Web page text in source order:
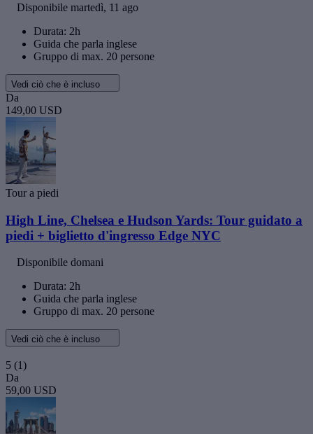
Disponibile martedì, 11 ago
Durata: 2h
Guida che parla inglese
Gruppo di max. 20 persone
Vedi ciò che è incluso
Da
149,00 USD
Tour a piedi
High Line, Chelsea e Hudson Yards: Tour guidato a
piedi + biglietto d'ingresso Edge NYC
Disponibile domani
Durata: 2h
Guida che parla inglese
Gruppo di max. 20 persone
Vedi ciò che è incluso
5 (1)
Da
59,00 USD